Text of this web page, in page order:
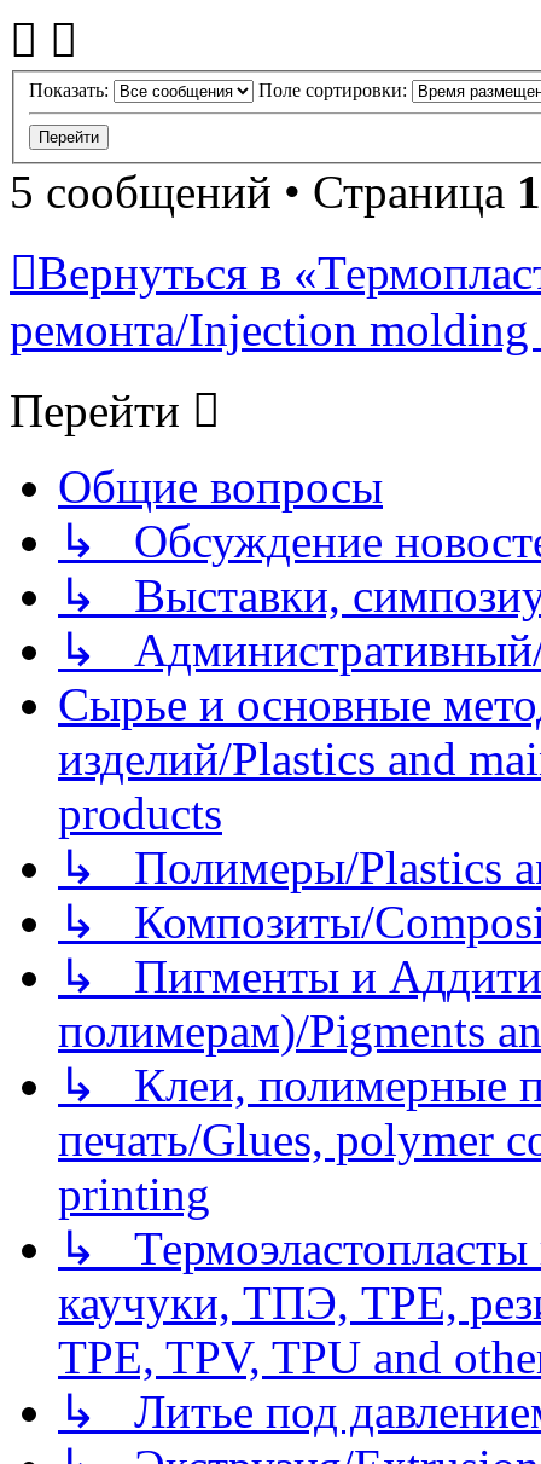
Показать: Поле сортировки:
5 сообщений • Страница 1
Вернуться в
ремонта/Injection molding
Перейти
Общие вопросы
↳ Обсуждение
↳ Выставки,
↳
Сырье и основные
изделий/Plastics and
products
↳ Полимеры/Plastics
↳ Композиты/
↳ Пигменты и
полимерам)/Pigments
↳ Клеи, полимерные
печать/Glues, polymer
printing
↳
каучуки, ТПЭ, TPE,
TPE, TPV, TPU and
↳ Литье под